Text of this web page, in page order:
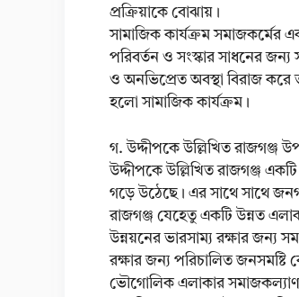
প্রক্রিয়াকে বোঝায়।
সামাজিক কার্যক্রম সমাজকর্মের
পরিবর্তন ও সংস্কার সাধনের
ও অনভিপ্রেত অবস্থা বিরাজ করে
হলো সামাজিক কার্যক্রম।
গ. উদ্দীপকে উল্লিখিত রাজগঞ্জ
উদ্দীপকে উল্লিখিত রাজগঞ্জ
গড়ে উঠেছে। এর সাথে সাথে
রাজগঞ্জ যেহেতু একটি উন্নত
উন্নয়নের ভারসাম্য রক্ষার জন্য
রক্ষার জন্য পরিচালিত জনসমষ্টি
ভৌগোলিক এলাকার সমাজকল্যাণ